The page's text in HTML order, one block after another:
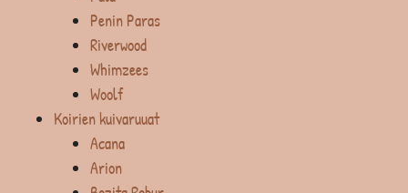
Penin Paras
Riverwood
Whimzees
Woolf
Koirien kuivaruuat
Acana
Arion